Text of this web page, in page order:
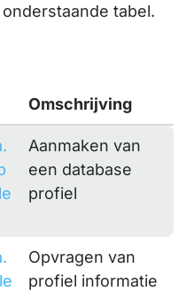
tabel.
Omschrijving
Aanmaken van
een database
profiel
Opvragen van
profiel informatie